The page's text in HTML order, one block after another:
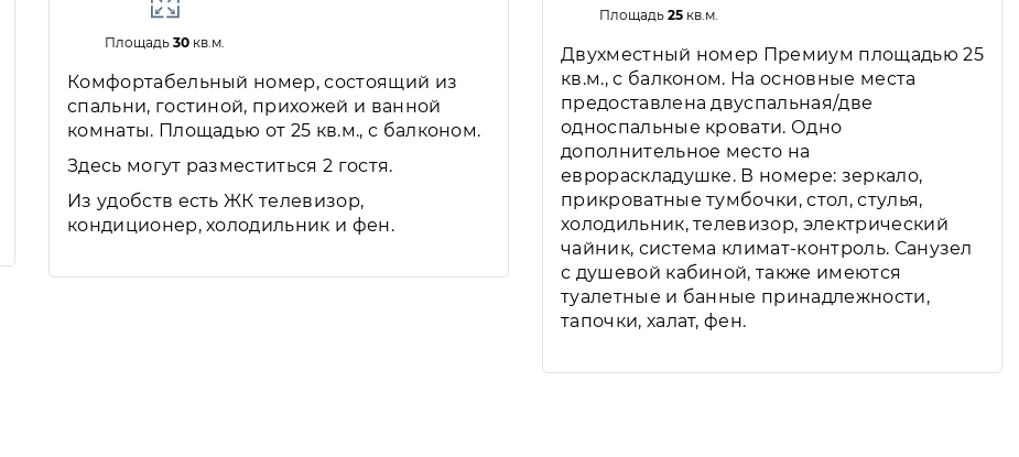
Площадь30 кв.м.
Комфортабельный номер, состоящий из
спальни, гостиной, прихожей и ванной
комнаты. Площадью от 25 кв.м., с балконом.
Здесь могут разместиться 2 гостя.
Из удобств есть ЖК телевизор,
кондиционер, холодильник и фен.
Площадь 25кв.м.
Двухместный номер Премиум площадью 25
кв.м., с балконом. На основные места
предоставлена двуспальная/две
односпальные кровати. Одно
дополнительное место на
еврораскладушке. В номере: зеркало,
прикроватные тумбочки, стол, стулья,
холодильник, телевизор, электрический
чайник, система климат-контроль. Санузел
с душевой кабиной, также имеются
туалетные и банные принадлежности,
тапочки, халат, фен.